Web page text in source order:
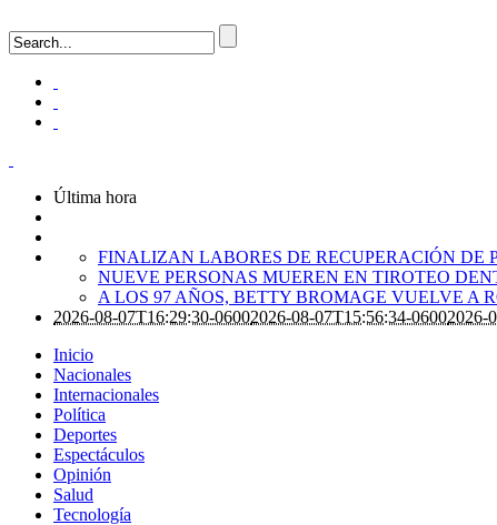
Última hora
FINALIZAN LABORES DE RECUPERACIÓN DE
NUEVE PERSONAS MUEREN EN TIROTEO
A LOS 97 AÑOS, BETTY BROMAGE VUELVE A
2026-08-07T16:29:30-06002026-08-07T15:56:34-06002026-
Inicio
Nacionales
Internacionales
Política
Deportes
Espectáculos
Opinión
Salud
Tecnología